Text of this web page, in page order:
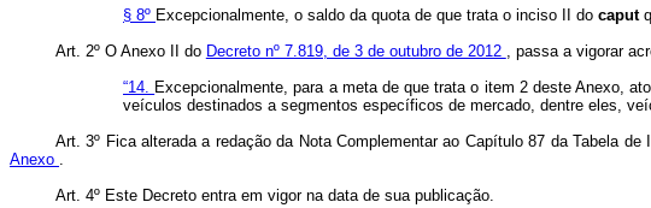
§ 8º Excepcionalmente, o saldo da quota de que trata o inciso II do caput
Art. 2º O Anexo II do Decreto nº 7.819, de 3 de outubro de 2012 , passa a vigorar
“14. Excepcionalmente, para a meta de que trata o item 2 deste Anexo,
veículos destinados a segmentos específicos de mercado, dentre eles,
Art. 3º Fica alterada a redação da Nota Complementar ao Capítulo 87 da Tabela
Anexo .
Art. 4º Este Decreto entra em vigor na data de sua publicação.